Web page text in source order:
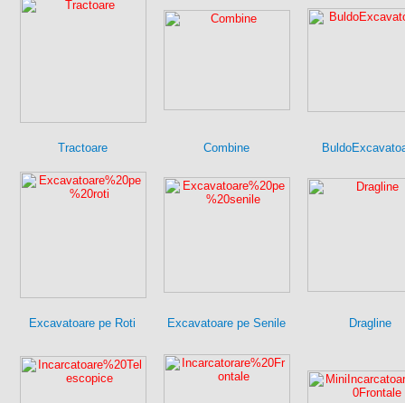
Tractoare Combine
Excavatoare pe Roti Excavatoare pe Senile Dragline